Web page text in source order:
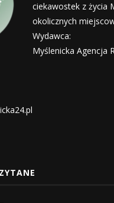
ciekawostek z życia
okolicznych
Wydawca:
Myślenicka Agencja